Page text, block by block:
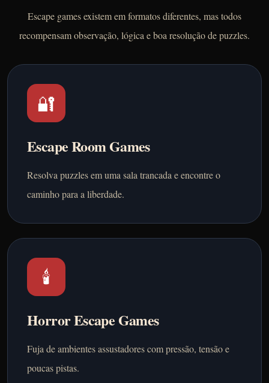
Escape games existem em formatos diferentes, mas todos
recompensam observação, lógica e boa resolução de puzzles.
🔐
Escape Room Games
Resolva puzzles em uma sala trancada e encontre o
caminho para a liberdade.
🕯️
Horror Escape Games
Fuja de ambientes assustadores com pressão, tensão e
poucas pistas.